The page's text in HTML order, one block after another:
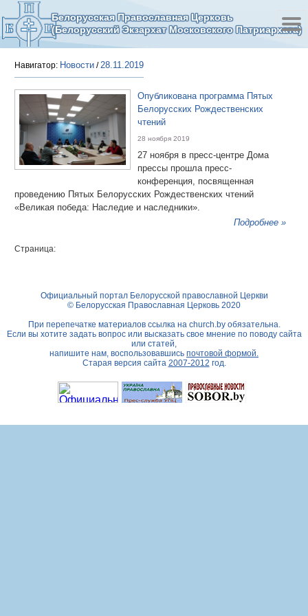
Белорусская Православная Церковь
(Белорусский Экзархат Московского Патриархата)
Навигатор: Новости /28.11.2019
Опубликована программа Пятых
Белорусских Рождественских
чтений
28 ноября 2019
27 ноября в пресс-центре Дома
прессы прошла пресс-
конференция, посвященная
проведению Пятых Белорусских Рождественских чтений
«Великая победа: Наследие и наследники».
Подробнее »
Страница:
Официальный портал Белорусской православной Церкви
© Белорусская Православная Церковь 2020
При перепечатке материалов ссылка на church.byобязательна.
Если вы хотите задать вопрос или высказать свое мнение по поводу сайта
или статей,
напишите нам, воспользовавшись почтовой формой.
Старая версия сайта 2007-2012 год.